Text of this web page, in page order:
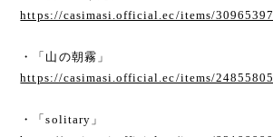
https://casimasi.official.ec/items/30965397
・「山の朝霧」
https://casimasi.official.ec/items/24855805
・「solitary」